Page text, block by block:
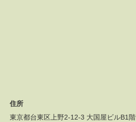
住所
東京都台東区上野2-12-3 大国屋ビルB1階